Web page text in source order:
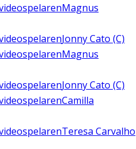
Magnus
Jonny Cato (C)
Magnus
Jonny Cato (C)
Camilla
Teresa Carvalho